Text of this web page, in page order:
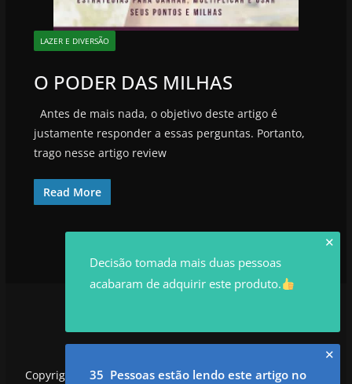
LAZER E DIVERSÃO
O PODER DAS MILHAS
Antes de mais nada, o objetivo deste artigo é
justamente responder a essas perguntas. Portanto,
trago nesse artigo review
Read More
Copyright © 2026utilidadesrowan.com. Todos os direitos
✕
Decisão tomada mais duas pessoas
acabaram de adquirir este produto.
✕
35 Pessoas estão lendo este artigo no